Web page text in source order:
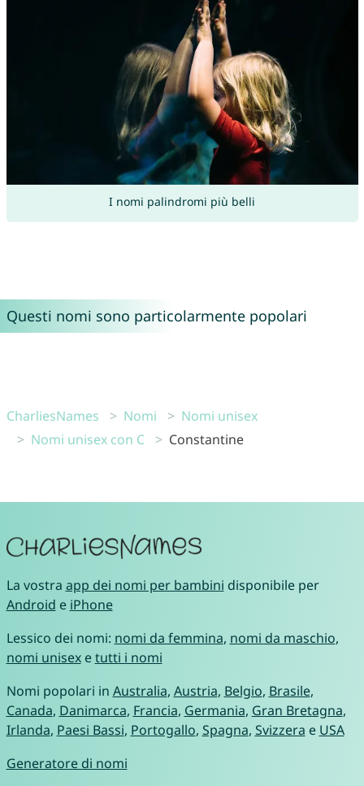
I nomi palindromi più belli
Questi nomi sono particolarmente popolari
CharliesNames Nomi
Nomi unisex
Nomi unisex con C
Constantine
La vostra app dei nomi per bambini disponibile per
Android e iPhone
Lessico dei nomi: nomi da femmina, nomi da maschio,
nomi unisexetutti i nomi
Nomi popolari in Australia, Austria, Belgio, Brasile,
Canada, Danimarca, Francia, Germania, Gran Bretagna,
Irlanda, Paesi Bassi, Portogallo, Spagna, Svizzera e USA
Generatore di nomi